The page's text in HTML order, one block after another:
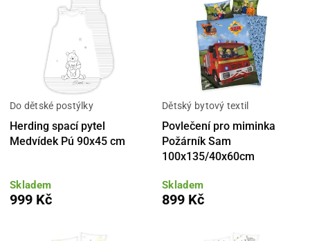
Do dětské postýlky
Herding spací pytel
Medvídek Pú 90x45 cm
Skladem
999 Kč
Dětský bytový textil
Povlečení pro miminka
Požárník Sam
100x135/40x60cm
Skladem
899 Kč